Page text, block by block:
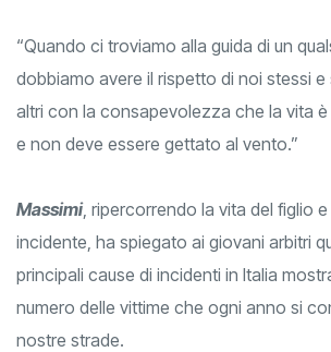
“Quando ci troviamo alla guida di un
dobbiamo avere il rispetto di noi stessi
altri con la consapevolezza che la vita
e non deve essere gettato al vento.”
Massimi, ripercorrendo la vita del figlio
incidente, ha spiegato ai giovani arbitri
principali cause di incidenti in Italia
numero delle vittime che ogni anno si
nostre strade.